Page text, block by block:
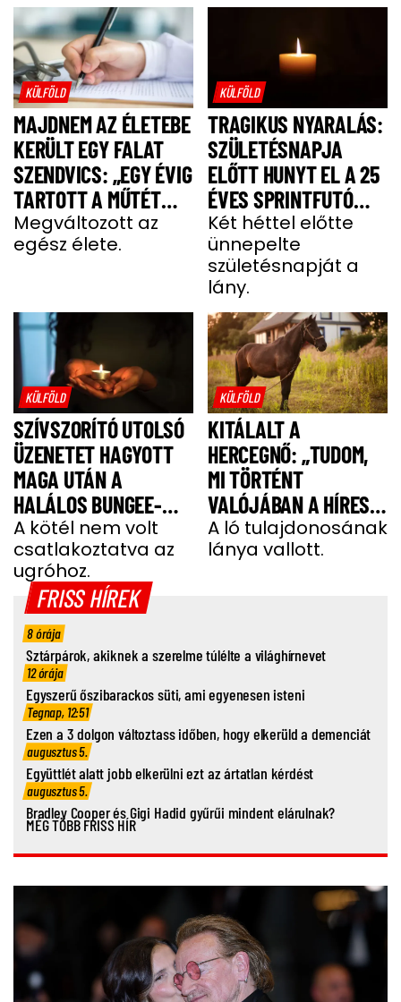
KÜLFÖLD
MAJDNEM AZ ÉLETEBE
KERÜLT EGY FALAT
SZENDVICS: „EGY ÉVIG
TARTOTT A MŰTÉT
UTÁNI FELÉPÜLÉS”
Megváltozott az
egész élete.
KÜLFÖLD
TRAGIKUS NYARALÁS:
SZÜLETÉSNAPJA
ELŐTT HUNYT EL A 25
ÉVES SPRINTFUTÓ
LÁNY
Két héttel előtte
ünnepelte
születésnapját a
lány.
KÜLFÖLD
SZÍVSZORÍTÓ UTOLSÓ
ÜZENETET HAGYOTT
MAGA UTÁN A
HALÁLOS BUNGEE-
UGRÁS ELŐTT A
FIATAL NŐ
A kötél nem volt
csatlakoztatva az
ugróhoz.
KÜLFÖLD
KITÁLALT A
HERCEGNŐ: „TUDOM,
MI TÖRTÉNT
VALÓJÁBAN A HÍRES
SHERGAR CSŐDÖRREL”
A ló tulajdonosának
lánya vallott.
FRISS HÍREK
8 órája
Sztárpárok, akiknek a szerelme túlélte a világhírnevet
12 órája
Egyszerű őszibarackos süti, ami egyenesen isteni
Tegnap, 12:51
Ezen a 3 dolgon változtass időben, hogy elkerüld a demenciát
augusztus 5.
Együttlét alatt jobb elkerülni ezt az ártatlan kérdést
augusztus 5.
Bradley Cooper és Gigi Hadid gyűrűi mindent elárulnak?
MÉG TÖBB FRISS HÍR